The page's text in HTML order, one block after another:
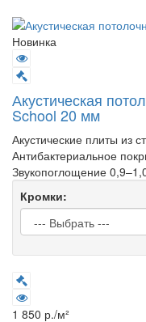
Новинка
Акустическая
School 20 мм
Акустические плиты из
Антибактериальное
Звукопоглощение
Кромки:
1 850 р./м²